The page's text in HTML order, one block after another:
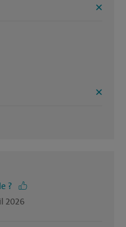
?
2026